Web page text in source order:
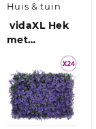
Huis & tuin
vidaXL Hek
met
kunstbladeren 24
st 40×60 cm
paars
Quick
View